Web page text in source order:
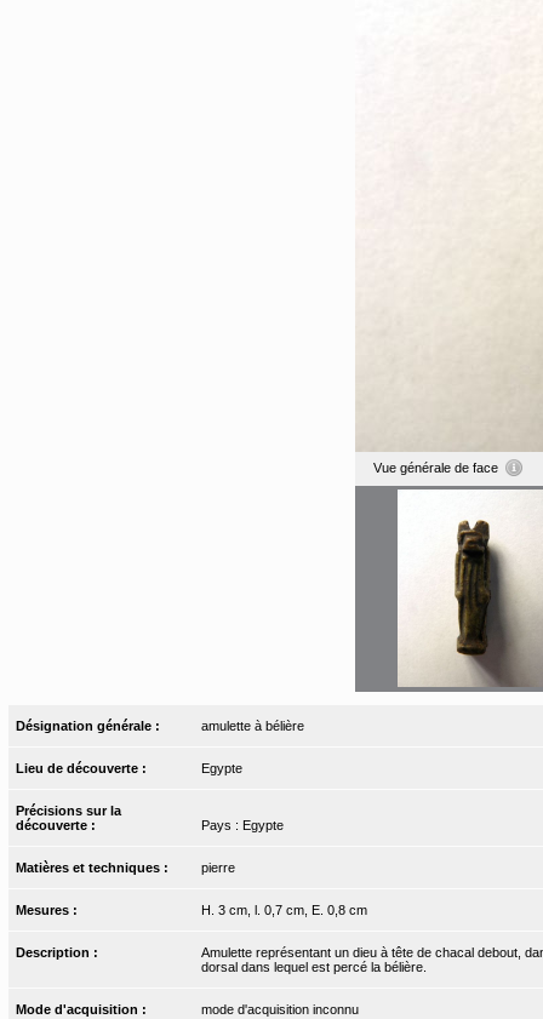
Vue générale de face
Désignation générale : amulette à bélière
Lieu de découverte : Egypte
Précisions sur la
découverte :
Pays : Egypte
Matières et techniques : pierre
Mesures : H. 3 cm, l. 0,7 cm, E. 0,8 cm
Description :
Amulette représentant un dieu à tête de chacal debout,
dorsal dans lequel est percé la bélière.
Mode d'acquisition : mode d'acquisition inconnu